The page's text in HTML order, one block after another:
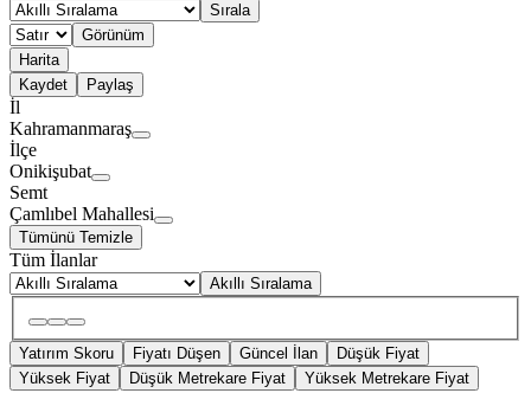
Sırala
Görünüm
Harita
Kaydet
Paylaş
İl
Kahramanmaraş
İlçe
Onikişubat
Semt
Çamlıbel Mahallesi
Tümünü Temizle
Tüm İlanlar
Akıllı Sıralama
Yatırım Skoru Fiyatı Düşen Güncel İlan
Düşük Fiyat
Yüksek Fiyat
Düşük Metrekare Fiyat Yüksek Metrekare Fiyat